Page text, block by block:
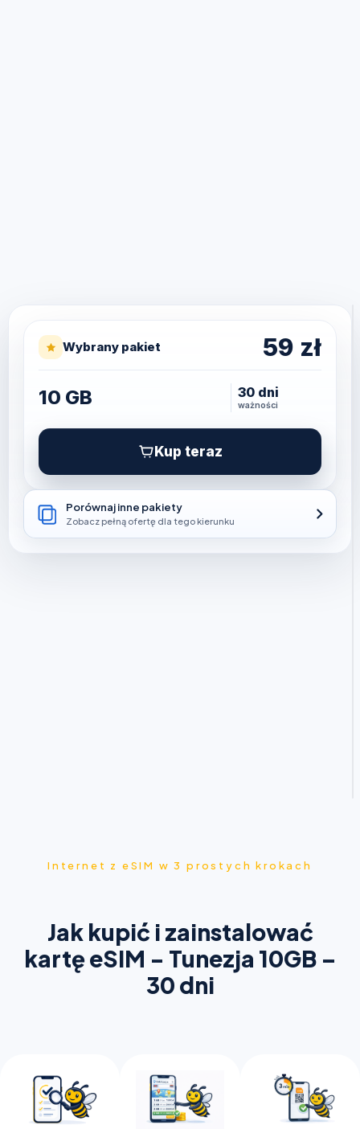
Wybrany pakiet 59 zł
10 GB 30 dni
ważności
Kup teraz
Porównaj inne pakiety
Zobacz pełną ofertę dla tego kierunku
Internet z eSIM w 3 prostych krokach
Jak kupić i zainstalować
kartę eSIM - Tunezja 10GB –
30 dni